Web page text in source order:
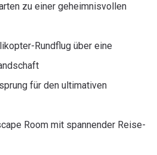
zu einer geheimnisvollen
Rundflug über eine
für den ultimativen
Room mit spannender Reise-